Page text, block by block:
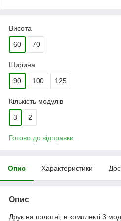
Висота
60 70
Ширина
90 100 125
Кількість модулів
3 2
Готово до відправки
Опис Характеристики
Опис
Друк на полотні, в комплекті 3